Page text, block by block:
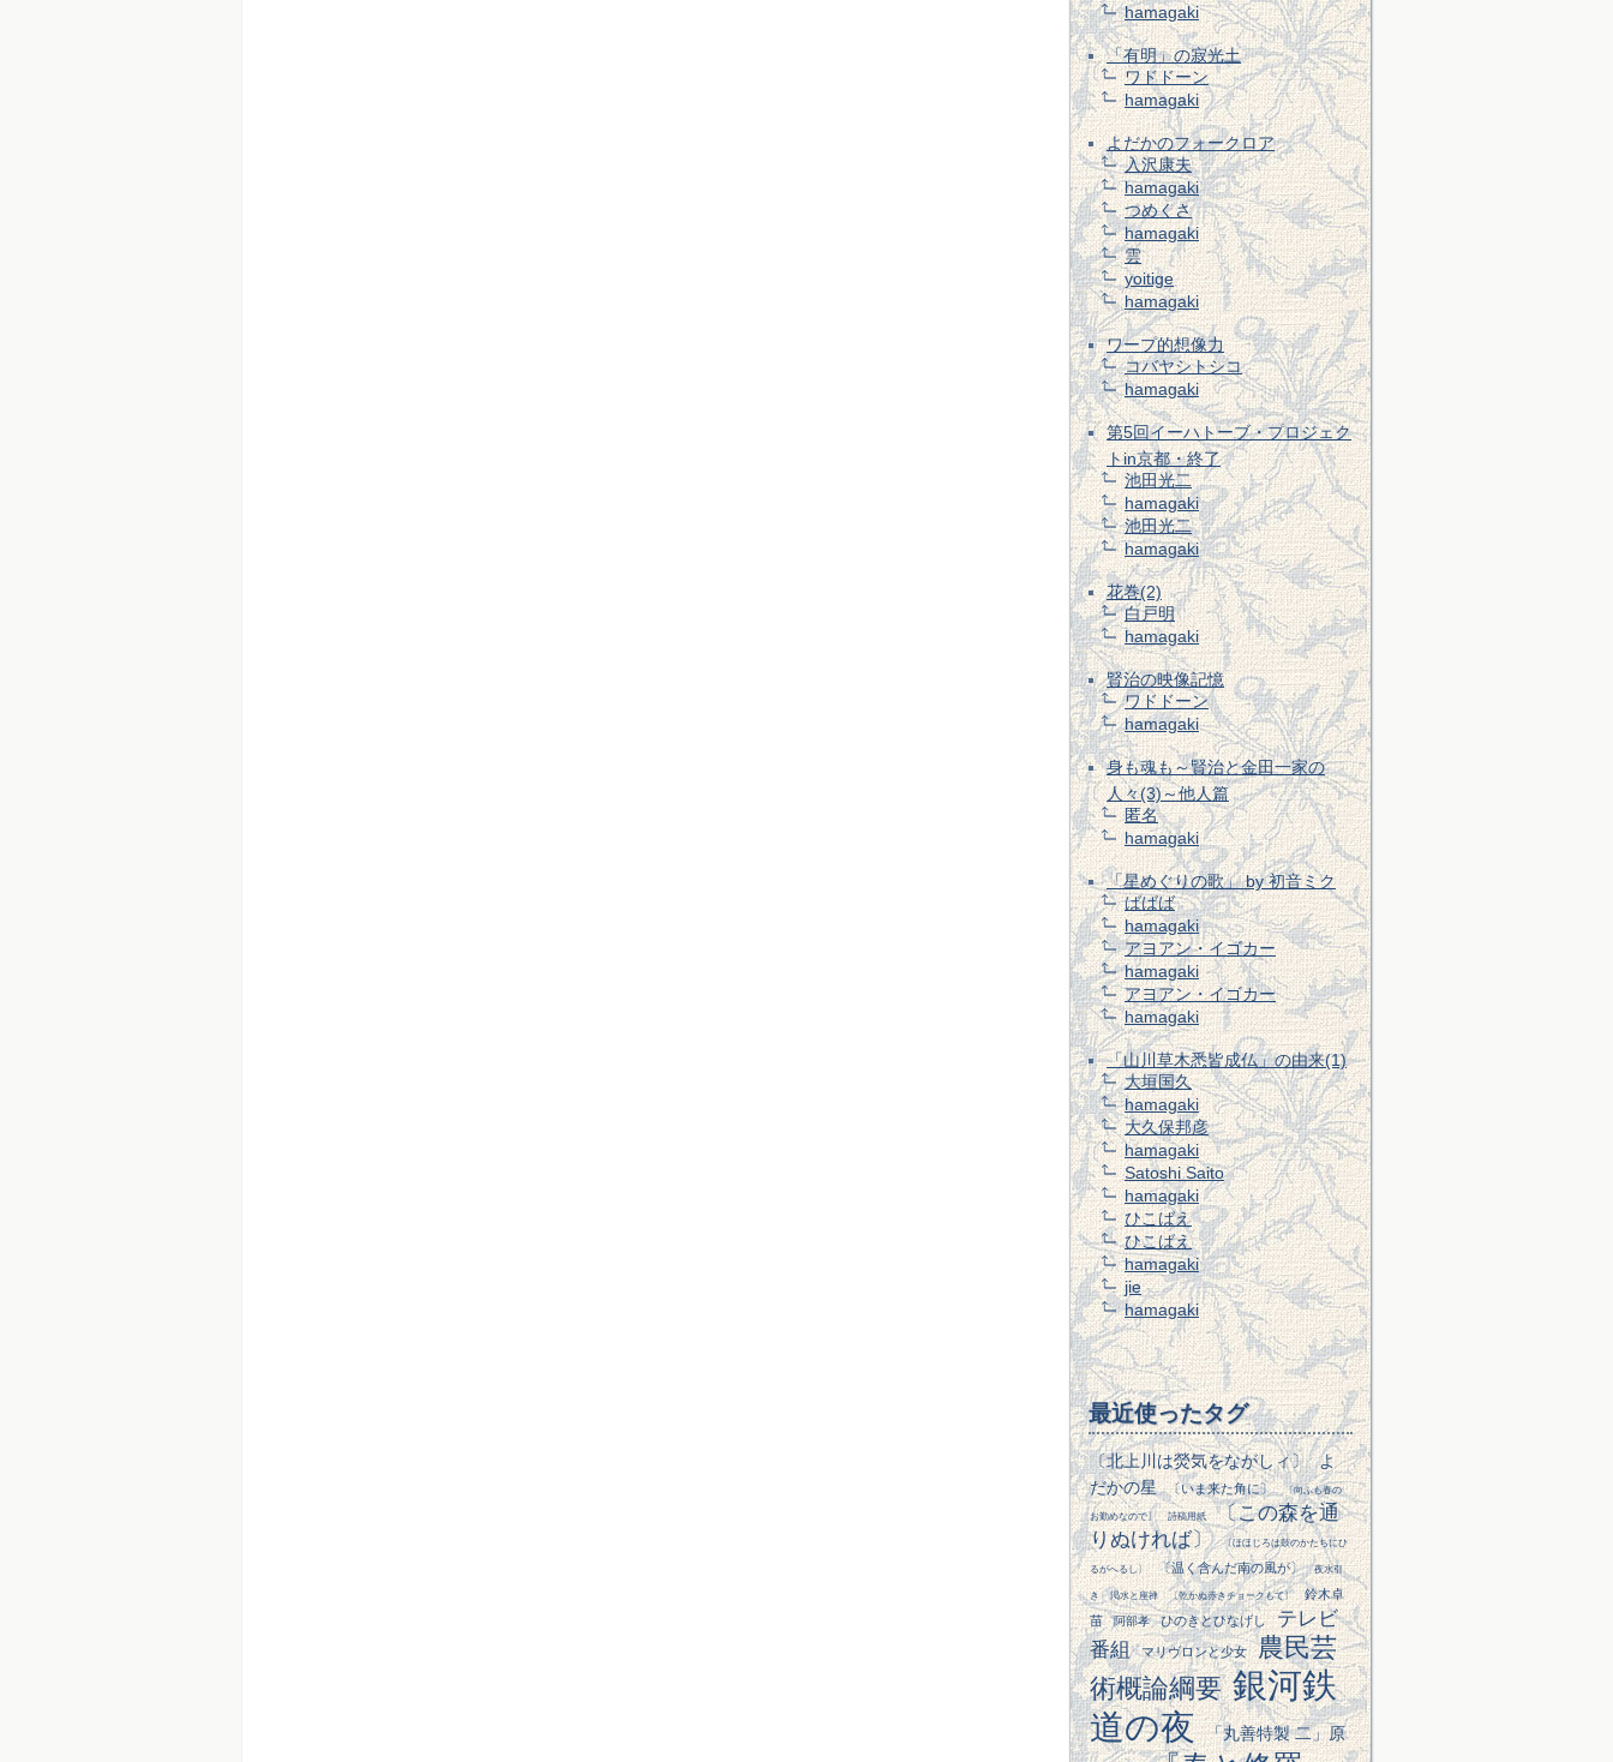
hamagaki
「有明」の寂光土
ワドドーン
hamagaki
よだかのフォークロア
入沢康夫
hamagaki
つめくさ
hamagaki
雲
yoitige
hamagaki
ワープ的想像力
コバヤシトシコ
hamagaki
第5回イーハトーブ・プロジェク
トin京都・終了
池田光二
hamagaki
池田光二
hamagaki
花巻(2)
白戸明
hamagaki
賢治の映像記憶
ワドドーン
hamagaki
身も魂も～賢治と金田一家の
人々(3)～他人篇
匿名
hamagaki
「星めぐりの歌」 by 初音ミク
ばばば
hamagaki
アヨアン・イゴカー
hamagaki
アヨアン・イゴカー
hamagaki
「山川草木悉皆成仏」の由来(1)
大垣国久
hamagaki
大久保邦彦
hamagaki
Satoshi Saito
hamagaki
ひこばえ
ひこばえ
hamagaki
jie
hamagaki
最近使ったタグ
〔北上川は熒気をながしィ〕 よ
だかの星
〔いま来た角に〕 〔向ふも春の
お勤めなので〕 詩稿用紙
〔この森を通
りぬければ〕
〔ほほじろは鼓のかたちにひ
るがへるし〕 〔温く含んだ南の風が〕 夜水引
き 渇水と座禅 〔乾かぬ赤きチョークもて〕
鈴木卓
苗
阿部孝 ひのきとひなげし
テレビ
番組
マリヴロンと少女
農民芸
術概論綱要 銀河鉄
道の夜
「丸善特製 二」原